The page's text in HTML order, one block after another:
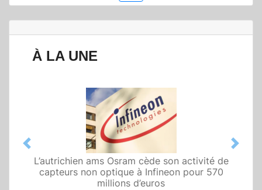
À LA UNE
L’autrichien ams Osram cède son activité de
capteurs non optique à Infineon pour 570
millions d’euros
Qualcomm met en avant une architecture
fondée sur l’IA physique au service de robots
domestiques et humanoïdes
Previous Next